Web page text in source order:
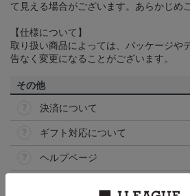
て見える場合がございます。あらかじめ
【仕様について】
取り扱い商品によっては、パッケージや
告なく変更になることがございます。
その他
決済について
ギフト対応について
ヘルプページ